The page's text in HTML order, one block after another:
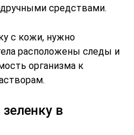
средствами.
с кожи, нужно
расположены следы и
организма к
в